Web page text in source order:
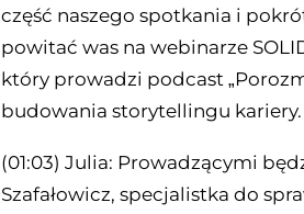
część naszego spotkania i
powitać was na webinarze
który prowadzi podcast
budowania storytellingu kariery.
(01:03) Julia: Prowadzącymi
Szafałowicz, specjalistka do